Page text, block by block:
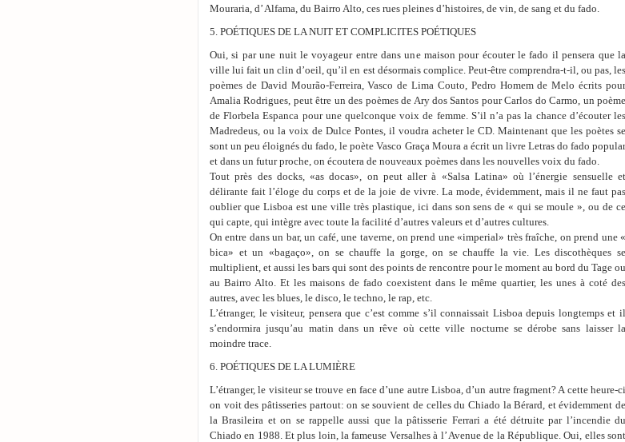
Mouraria, d’ Alfama, du Bairro Alto, ces rues pleines d’histoires, de vin, de sang et du fado.
5. POÉTIQUES DE LA NUIT ET COMPLICITES POÉTIQUES
Oui, si par une nuit le voyageur entre dans une maison pour écouter le fado il pensera que la
ville lui fait un clin d’oeil, qu’il en est désormais complice. Peut-être comprendra-t-il, ou pas, les
poèmes de David Mourão-Ferreira, Vasco de Lima Couto, Pedro Homem de Melo écrits pour
Amalia Rodrigues, peut être un des poèmes de Ary dos Santos pour Carlos do Carmo, un poème
de Florbela Espanca pour une quelconque voix de femme. S’il n’a pas la chance d’écouter les
Madredeus, ou la voix de Dulce Pontes, il voudra acheter le CD. Maintenant que les poètes se
sont un peu éloignés du fado, le poète Vasco Graça Moura a écrit un livre Letras do fado popular
et dans un futur proche, on écoutera de nouveaux poèmes dans les nouvelles voix du fado.
Tout près des docks, «as docas», on peut aller à «Salsa Latina» où l’énergie sensuelle et
délirante fait l’éloge du corps et de la joie de vivre. La mode, évidemment, mais il ne faut pas
oublier que Lisboa est une ville très plastique, ici dans son sens de « qui se moule », ou de ce
qui capte, qui intègre avec toute la facilité d’autres valeurs et d’autres cultures.
On entre dans un bar, un café, une taverne, on prend une «imperial» très fraîche, on prend une «
bica» et un «bagaço», on se chauffe la gorge, on se chauffe la vie. Les discothèques se
multiplient, et aussi les bars qui sont des points de rencontre pour le moment au bord du Tage ou
au Bairro Alto. Et les maisons de fado coexistent dans le même quartier, les unes à coté des
autres, avec les blues, le disco, le techno, le rap, etc.
L’étranger, le visiteur, pensera que c’est comme s’il connaissait Lisboa depuis longtemps et il
s’endormira jusqu’au matin dans un rêve où cette ville nocturne se dérobe sans laisser la
moindre trace.
6. POÉTIQUES DE LA LUMIÈRE
L’étranger, le visiteur se trouve en face d’une autre Lisboa, d’un autre fragment? A cette heure-ci
on voit des pâtisseries partout: on se souvient de celles du Chiado la Bérard, et évidemment de
la Brasileira et on se rappelle aussi que la pâtisserie Ferrari a été détruite par l’incendie du
Chiado en 1988. Et plus loin, la fameuse Versalhes à l’ Avenue de la République. Oui, elles sont